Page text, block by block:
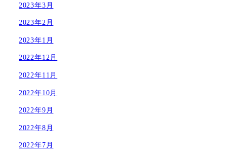
2023年3月
2023年2月
2023年1月
2022年12月
2022年11月
2022年10月
2022年9月
2022年8月
2022年7月